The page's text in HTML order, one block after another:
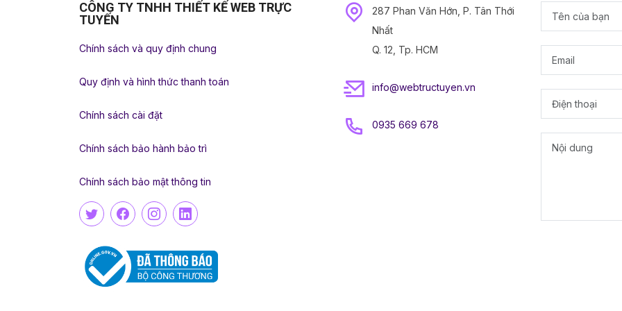
CÔNG TY TNHH THIẾT KẾ WEB TRỰC
TUYẾN
Chính sách và quy định chung
Quy định và hình thức thanh toán
Chính sách cài đặt
Chính sách bảo hành bảo trì
Chính sách bảo mật thông tin
287 Phan Văn Hớn, P. Tân Thới
Nhất
Q. 12, Tp. HCM
info@webtructuyen.vn
0935 669 678